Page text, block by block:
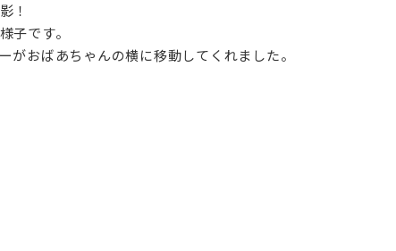
！
子です。
おばあちゃんの横に移動してくれました。